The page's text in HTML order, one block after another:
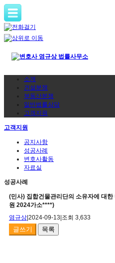
소개
건설분쟁
부동산분쟁
일반법률상담
고객지원
고객지원
공지사항
성공사례
변호사활동
자료실
성공사례
(민사) 집합건물관리단의 소유자에 대
원 2024가소****)
염규상 2024-09-13 조회 3,633
글쓰기 목록